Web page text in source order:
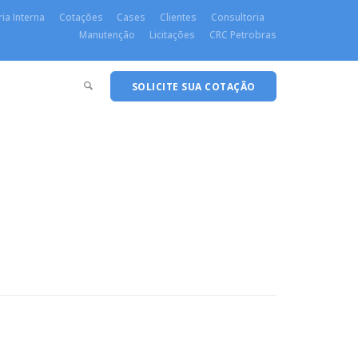
Interna Cotações Cases Clientes
Consultoria
Manutenção
Licitações CRC Petrobras
SOLICITE SUA COTAÇÃO